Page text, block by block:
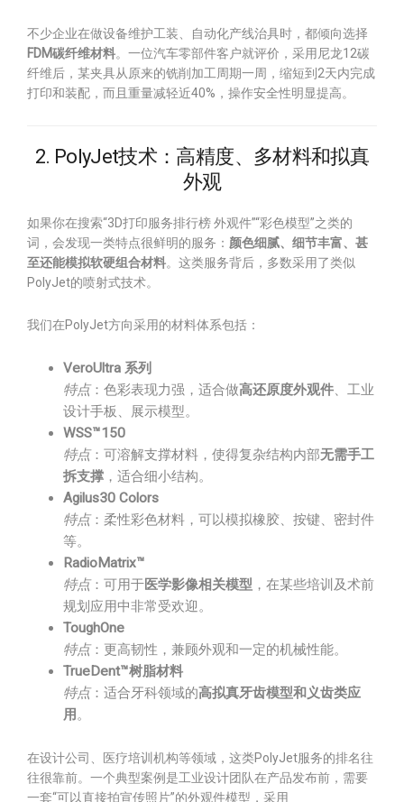
不少企业在做设备维护工装、自动化产线治具时，都倾向选择
FDM碳纤维材料。一位汽车零部件客户就评价，采用尼龙12碳
纤维后，某夹具从原来的铣削加工周期一周，缩短到2天内完成
打印和装配，而且重量减轻近40%，操作安全性明显提高。
2. PolyJet技术：高精度、多材料和拟真
外观
如果你在搜索“3D打印服务排行榜 外观件”“彩色模型”之类的
词，会发现一类特点很鲜明的服务： 颜色细腻、细节丰富、甚
至还能模拟软硬组合材料。这类服务背后，多数采用了类似
PolyJet的喷射式技术。
我们在PolyJet方向采用的材料体系包括：
VeroUltra 系列
特点：色彩表现力强，适合做高还原度外观件、工业
设计手板、展示模型。
WSS™150
特点：可溶解支撑材料，使得复杂结构内部无需手工
拆支撑 ，适合细小结构。
Agilus30 Colors
特点：柔性彩色材料，可以模拟橡胶、按键、密封件
等。
RadioMatrix™
特点：可用于医学影像相关模型 ，在某些培训及术前
规划应用中非常受欢迎。
ToughOne
特点：更高韧性，兼顾外观和一定的机械性能。
TrueDent™树脂材料
特点：适合牙科领域的高拟真牙齿模型和义齿类应
用。
在设计公司、医疗培训机构等领域，这类PolyJet服务的排名往
往很靠前。一个典型案例是工业设计团队在产品发布前，需要
一套“可以直接拍宣传照片”的外观件模型，采用